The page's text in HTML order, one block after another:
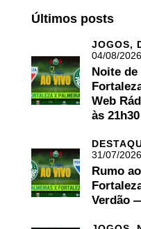
Últimos posts
JOGOS,
04/08/2026
Noite de
Web
às 21h30
31/07/2026
Rumo
Verdão